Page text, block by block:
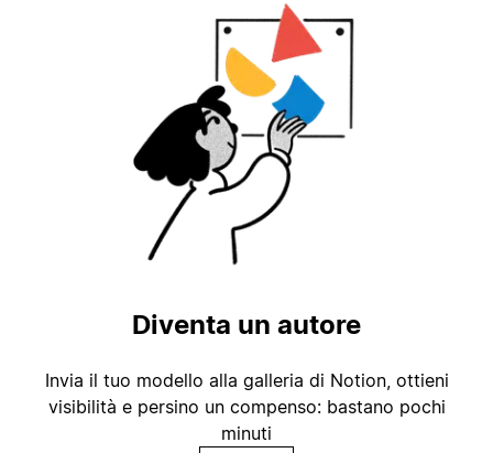
Diventa un autore
Invia il tuo modello alla galleria di Notion, ottieni
visibilità e persino un compenso: bastano pochi
minuti